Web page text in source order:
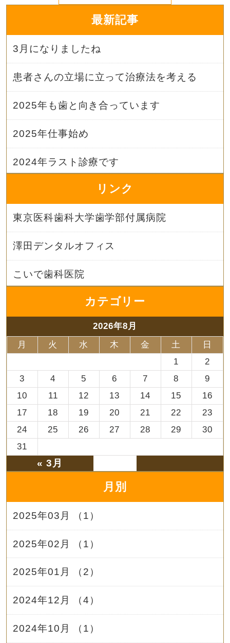
最新記事
3月になりましたね
患者さんの立場に立って治療法を考える
2025年も歯と向き合っています
2025年仕事始め
2024年ラスト診療です
リンク
東京医科歯科大学歯学部付属病院
澤田デンタルオフィス
こいで歯科医院
カテゴリー
2026年8月
月
火 水 木 金 土
日
1
2
3
4 5 6 7 8
9
10
11 12 13 14 15
16
17
18 19 20 21 22
23
24
25 26 27 28 29
30
31
« 3月
月別
2025年03月 （1）
2025年02月 （1）
2025年01月 （2）
2024年12月 （4）
2024年10月 （1）